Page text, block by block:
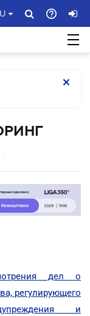
дел о
регулирующего
и